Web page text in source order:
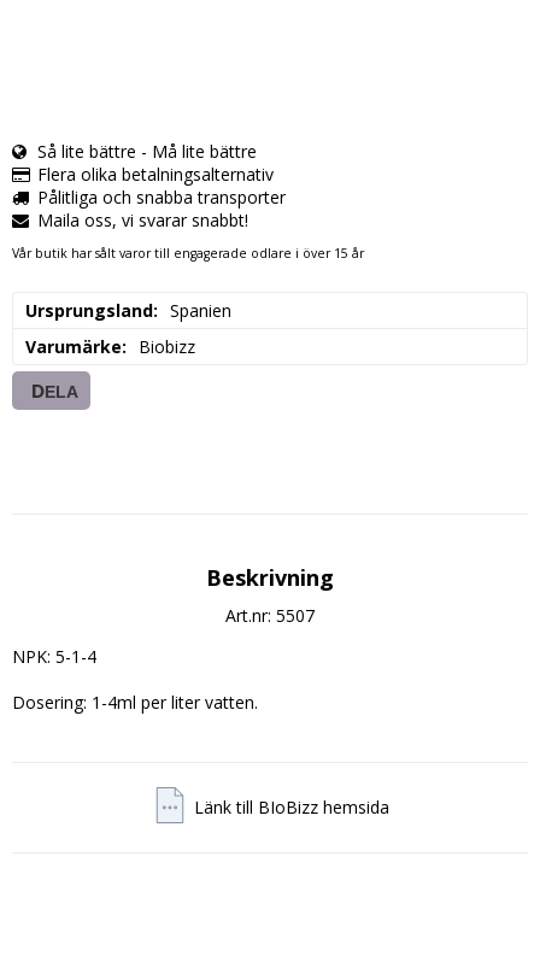
Så lite bättre - Må lite bättre
Flera olika betalningsalternativ
Pålitliga och snabba transporter
Maila oss, vi svarar snabbt!
Vår butik har sålt varor till engagerade odlare i över 15 år
Ursprungsland
Spanien
Varumärke
Biobizz
DELA
Beskrivning
Art.nr: 5507
NPK: 5-1-4
Dosering: 1-4ml per liter vatten.
Länk till BIoBizz hemsida